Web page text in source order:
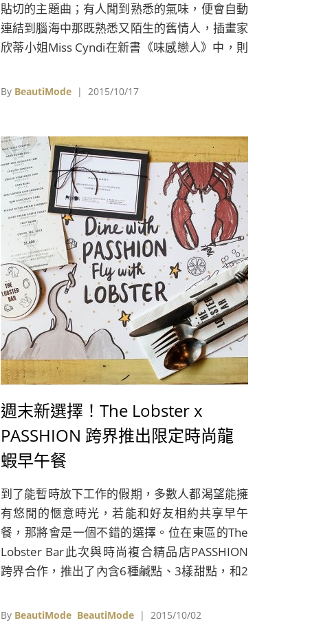
貼切的主題曲；有人聞到熟悉的氣味，便會自動
連結到腦海中那既熟悉又陌生的舊情人，插畫家
欣蒂小姐Miss Cyndi在新書《味感戀人》中，則
By BeautiMode | 2015/10/17
週末新選擇！The Lobster x
PASSHION 跨界推出限定時尚龍
蝦早午餐
到了能暫時放下工作的假期，多數人都渴望能擁
有悠閒的愜意時光，若能和好友相約共享早午
餐，那將會是一個不錯的選擇。位在東區的The
Lobster Bar此次與時尚複合精品店PASSHION
跨界合作，推出了內含6種鹹點、3樣甜點，和2
人早午餐組合」，以融入時尚品味的餐點攻佔消
By BeautiMode BeautiMode | 2015/10/02